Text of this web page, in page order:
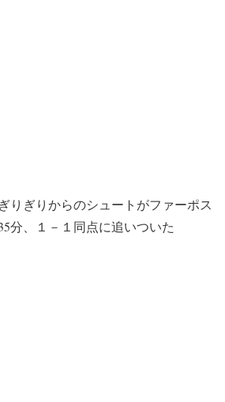
りぎりからのシュートがファーポス
分、１－１同点に追いついた